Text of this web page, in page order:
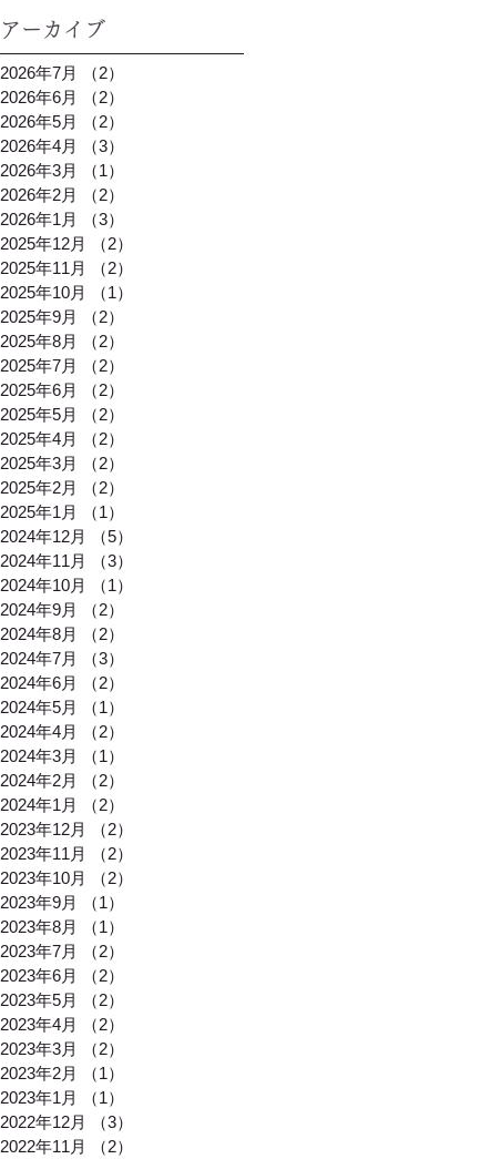
アーカイブ
2026年7月 （2）
2026年6月
（2）
2026年5月
（2）
2026年4月
（3）
2026年3月
（1）
2026年2月
（2）
2026年1月
（3）
2025年12月
（2）
2025年11月
（2）
2025年10月
（1）
2025年9月
（2）
2025年8月
（2）
2025年7月
（2）
2025年6月
（2）
2025年5月
（2）
2025年4月
（2）
2025年3月
（2）
2025年2月
（2）
2025年1月
（1）
2024年12月
（5）
2024年11月
（3）
2024年10月
（1）
2024年9月
（2）
2024年8月
（2）
2024年7月
（3）
2024年6月
（2）
2024年5月
（1）
2024年4月
（2）
2024年3月
（1）
2024年2月
（2）
2024年1月
（2）
2023年12月
（2）
2023年11月
（2）
2023年10月
（2）
2023年9月
（1）
2023年8月
（1）
2023年7月
（2）
2023年6月
（2）
2023年5月
（2）
2023年4月
（2）
2023年3月
（2）
2023年2月
（1）
2023年1月
（1）
2022年12月
（3）
2022年11月
（2）